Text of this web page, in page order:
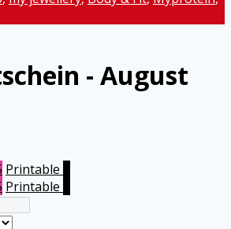
- August
Printable
Printable